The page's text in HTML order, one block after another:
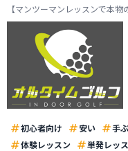
【マンツーマンレッスンで本物
初心者向け
安い 手
体験レッスン
単発レッ